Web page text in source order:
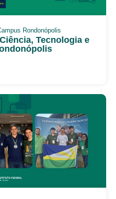
Rondonópolis
Tecnologia e